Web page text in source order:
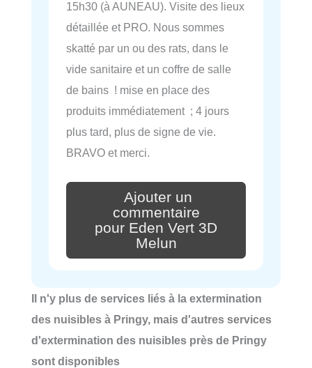
15h30 (à AUNEAU). Visite des lieux
détaillée et PRO. Nous sommes
skatté par un ou des rats, dans le
vide sanitaire et un coffre de salle
de bains ! mise en place des
produits immédiatement ; 4 jours
plus tard, plus de signe de vie.
BRAVO et merci.
Ajouter un
commentaire
pour Eden Vert 3D
Melun
Il n'y plus de services liés à la extermination
des nuisibles à Pringy, mais d'autres services
d'extermination des nuisibles près de Pringy
sont disponibles